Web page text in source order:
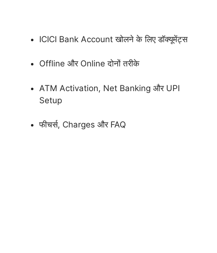
ICICI Bank Account खोलने के लिए डॉक्यूमेंट्स
Offline और Online दोनों तरीके
ATM Activation, Net Banking और UPI
Setup
फीचर्स, Charges और FAQ